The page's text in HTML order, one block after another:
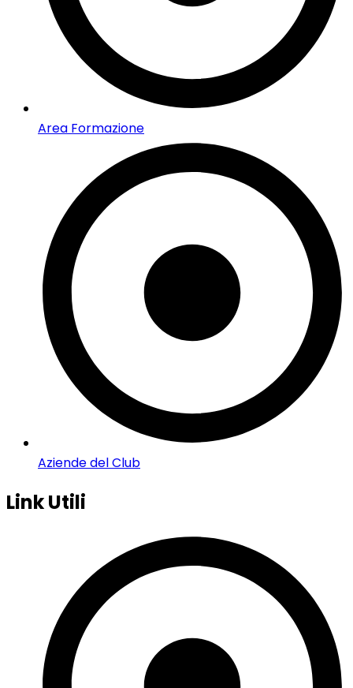
Area Formazione
Aziende del Club
Link Utili